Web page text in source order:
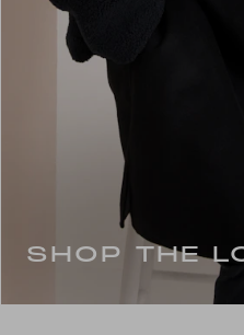
SHOP THE